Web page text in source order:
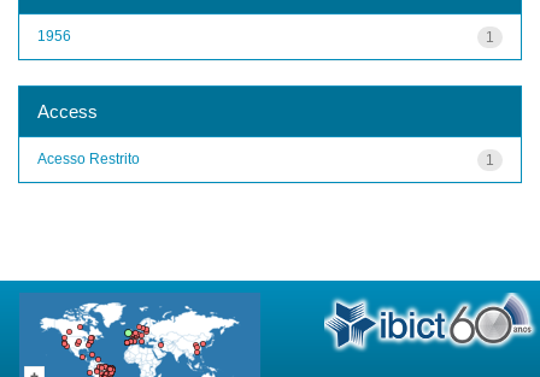
1
1956
Access
1
Acesso Restrito